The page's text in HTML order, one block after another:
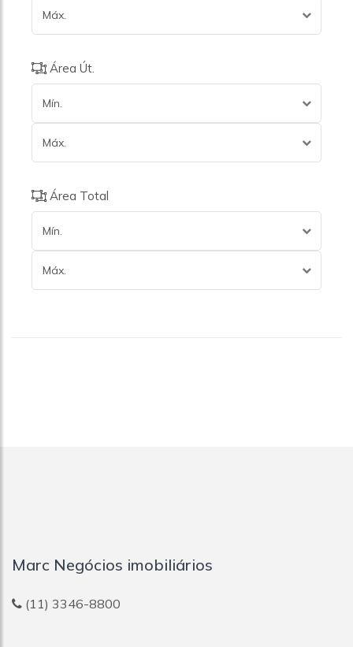
Máx.
Área Út.
Mín.
Máx.
Área Total
Mín.
Máx.
Marc Negócios imobiliários
(11) 3346-8800